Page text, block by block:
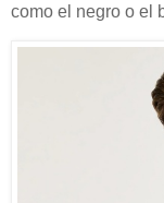
como el negro o el